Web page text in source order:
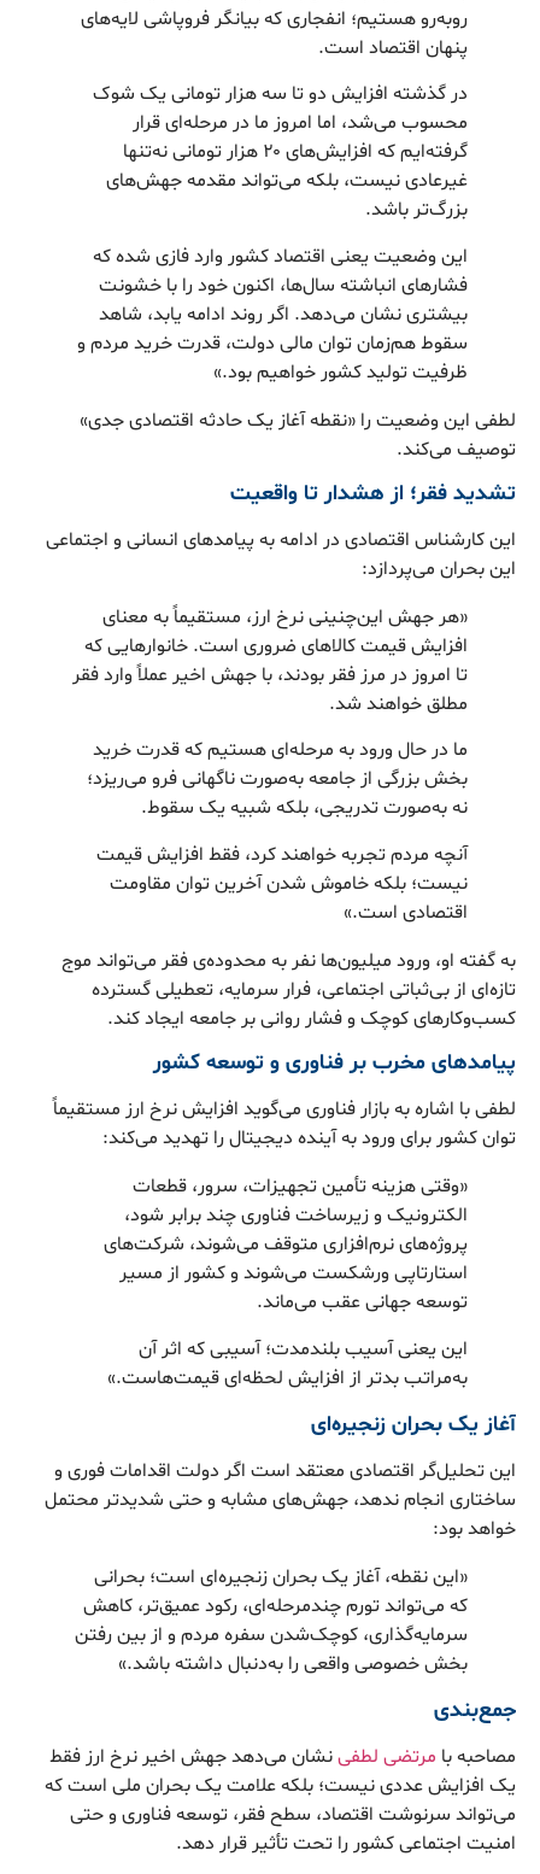
روبه‌رو هستیم؛ انفجاری که بیانگر فروپاشی لایه‌های
پنهان اقتصاد است.
در گذشته افزایش دو تا سه هزار تومانی یک شوک
محسوب می‌شد، اما امروز ما در مرحله‌ای قرار
گرفته‌ایم که افزایش‌های ۲۰ هزار تومانی نه‌تنها
غیرعادی نیست، بلکه می‌تواند مقدمه جهش‌های
بزرگ‌تر باشد.
این وضعیت یعنی اقتصاد کشور وارد فازی شده که
فشارهای انباشته سال‌ها، اکنون خود را با خشونت
بیشتری نشان می‌دهد. اگر روند ادامه یابد، شاهد
سقوط هم‌زمان توان مالی دولت، قدرت خرید مردم و
ظرفیت تولید کشور خواهیم بود.»
لطفی این وضعیت را «نقطه آغاز یک حادثه اقتصادی جدی»
توصیف می‌کند.
تشدید فقر؛ از هشدار تا واقعیت
این کارشناس اقتصادی در ادامه به پیامدهای انسانی و اجتماعی
این بحران می‌پردازد:
«هر جهش این‌چنینی نرخ ارز، مستقیماً به معنای
افزایش قیمت کالاهای ضروری است. خانوارهایی که
تا امروز در مرز فقر بودند، با جهش اخیر عملاً وارد فقر
مطلق خواهند شد.
ما در حال ورود به مرحله‌ای هستیم که قدرت خرید
بخش بزرگی از جامعه به‌صورت ناگهانی فرو می‌ریزد؛
نه به‌صورت تدریجی، بلکه شبیه یک سقوط.
آنچه مردم تجربه خواهند کرد، فقط افزایش قیمت
نیست؛ بلکه خاموش شدن آخرین توان مقاومت
اقتصادی است.»
به گفته او، ورود میلیون‌ها نفر به محدوده‌ی فقر می‌تواند موج
تازه‌ای از بی‌ثباتی اجتماعی، فرار سرمایه، تعطیلی گسترده
کسب‌وکارهای کوچک و فشار روانی بر جامعه ایجاد کند.
پیامدهای مخرب بر فناوری و توسعه کشور
لطفی با اشاره به بازار فناوری می‌گوید افزایش نرخ ارز مستقیماً
توان کشور برای ورود به آینده دیجیتال را تهدید می‌کند:
«وقتی هزینه تأمین تجهیزات، سرور، قطعات
الکترونیک و زیرساخت فناوری چند برابر شود،
پروژه‌های نرم‌افزاری متوقف می‌شوند، شرکت‌های
استارتاپی ورشکست می‌شوند و کشور از مسیر
توسعه جهانی عقب می‌ماند.
این یعنی آسیب بلندمدت؛ آسیبی که اثر آن
به‌مراتب بدتر از افزایش لحظه‌ای قیمت‌هاست.»
آغاز یک بحران زنجیره‌ای
این تحلیل‌گر اقتصادی معتقد است اگر دولت اقدامات فوری و
ساختاری انجام ندهد، جهش‌های مشابه و حتی شدیدتر محتمل
خواهد بود:
«این نقطه، آغاز یک بحران زنجیره‌ای است؛ بحرانی
که می‌تواند تورم چندمرحله‌ای، رکود عمیق‌تر، کاهش
سرمایه‌گذاری، کوچک‌شدن سفره مردم و از بین رفتن
بخش خصوصی واقعی را به‌دنبال داشته باشد.»
جمع‌بندی
مصاحبه با مرتضی لطفینشان می‌دهد جهش اخیر نرخ ارز فقط
یک افزایش عددی نیست؛ بلکه علامت یک بحران ملی است که
می‌تواند سرنوشت اقتصاد، سطح فقر، توسعه فناوری و حتی
امنیت اجتماعی کشور را تحت تأثیر قرار دهد.